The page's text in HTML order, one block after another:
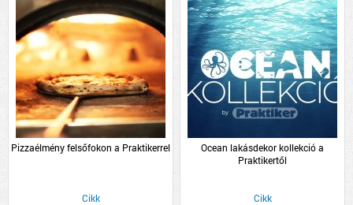
Pizzaélmény felsőfokon a Praktikerrel
Cikk
Ocean lakásdekor kollekció a
Praktikertől
Cikk